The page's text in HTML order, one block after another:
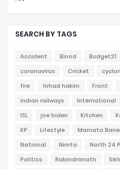
SEARCH BY TAGS
Accident Binod Budget21
coronavirus
Cricket
fire
firhad hakim Front
indian railways
International
ISL
joe biden Kitchen
KP
Lifestyle Mamata
National
Nimta North 24
Politics
Rabindranath